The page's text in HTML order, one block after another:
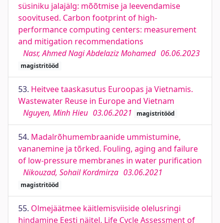
süsiniku jalajälg: mõõtmise ja leevendamise
soovitused. Carbon footprint of high-
performance computing centers: measurement
and mitigation recommendations
Nasr, Ahmed Nagi Abdelaziz Mohamed 06.06.2023
magistritööd
53. Heitvee taaskasutus Euroopas ja Vietnamis.
Wastewater Reuse in Europe and Vietnam
Nguyen, Minh Hieu 03.06.2021 magistritööd
54. Madalrõhumembraanide ummistumine,
vananemine ja tõrked. Fouling, aging and failure
of low-pressure membranes in water purification
Nikouzad, Sohail Kordmirza 03.06.2021
magistritööd
55. Olmejäätmee käitlemisviiside olelusringi
hindamine Eesti näitel. Life Cycle Assessment of